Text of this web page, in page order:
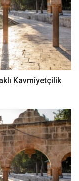
Kavmiyetçilik